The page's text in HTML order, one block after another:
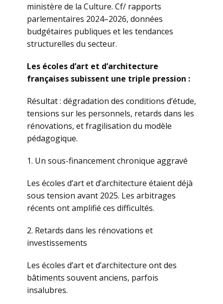
ministère de la Culture. Cf/ rapports
parlementaires 2024–2026, données
budgétaires publiques et les tendances
structurelles du secteur.
Les écoles d’art et d’architecture
françaises subissent une triple pression :
Résultat : dégradation des conditions d’étude,
tensions sur les personnels, retards dans les
rénovations, et fragilisation du modèle
pédagogique.
1. Un sous-financement chronique aggravé
Les écoles d’art et d’architecture étaient déjà
sous tension avant 2025. Les arbitrages
récents ont amplifié ces difficultés.
2. Retards dans les rénovations et
investissements
Les écoles d’art et d’architecture ont des
bâtiments souvent anciens, parfois
insalubres.